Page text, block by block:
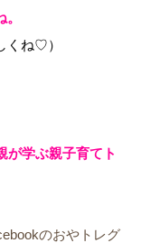
くね♡）
が学ぶ親子育てト
のおやトレグ